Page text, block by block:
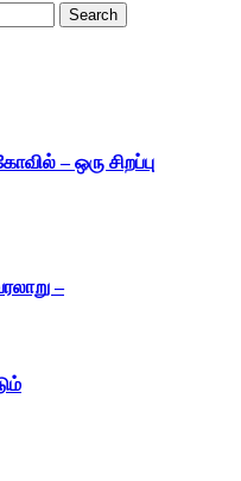
– ஒரு சிறப்பு
–